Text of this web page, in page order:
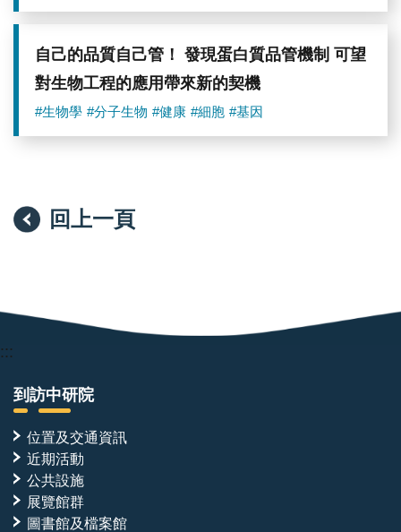
自己的品質自己管！ 發現蛋白質品管機制 可望
對生物工程的應用帶來新的契機
#生物學 #分子生物 #健康 #細胞 #基因
回上一頁
:::
到訪中研院
位置及交通資訊
近期活動
公共設施
展覽館群
圖書館及檔案館